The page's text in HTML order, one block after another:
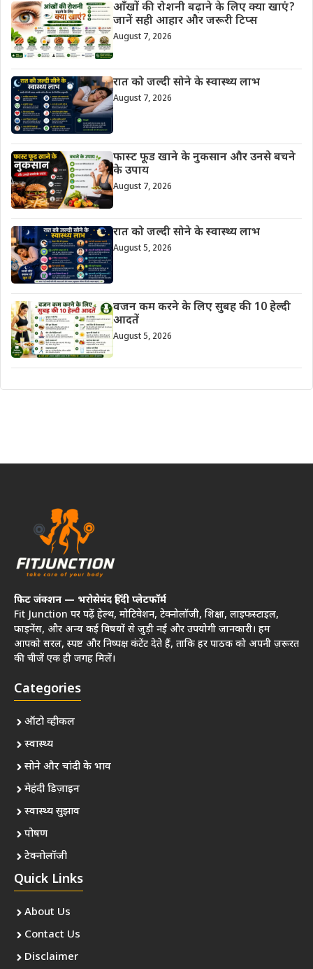
आँखों की रोशनी बढ़ाने के लिए क्या खाएं?
जानें सही आहार और जरूरी टिप्स
August 7, 2026
रात को जल्दी सोने के स्वास्थ्य लाभ
August 7, 2026
फास्ट फूड खाने के नुकसान और उनसे बचने
के उपाय
August 7, 2026
रात को जल्दी सोने के स्वास्थ्य लाभ
August 5, 2026
वजन कम करने के लिए सुबह की 10 हेल्दी
आदतें
August 5, 2026
फिट जंक्शन — भरोसेमंद हिंदी प्लेटफॉर्म
Fit Junction पर पढ़ें हेल्थ, मोटिवेशन, टेक्नोलॉजी, शिक्षा, लाइफस्टाइल,
फाइनेंस, और अन्य कई विषयों से जुड़ी नई और उपयोगी जानकारी। हम
आपको सरल, स्पष्ट और निष्पक्ष कंटेंट देते हैं, ताकि हर पाठक को अपनी ज़रूरत
की चीजें एक ही जगह मिलें।
Categories
ऑटो व्हीकल
स्वास्थ्य
सोने और चांदी के भाव
मेहंदी डिज़ाइन
स्वास्थ्य सुझाव
पोषण
टेक्नोलॉजी
Quick Links
About Us
Contact Us
Disclaimer